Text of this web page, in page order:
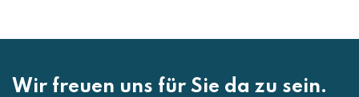
Wir freuen uns für Sie da zu sein.